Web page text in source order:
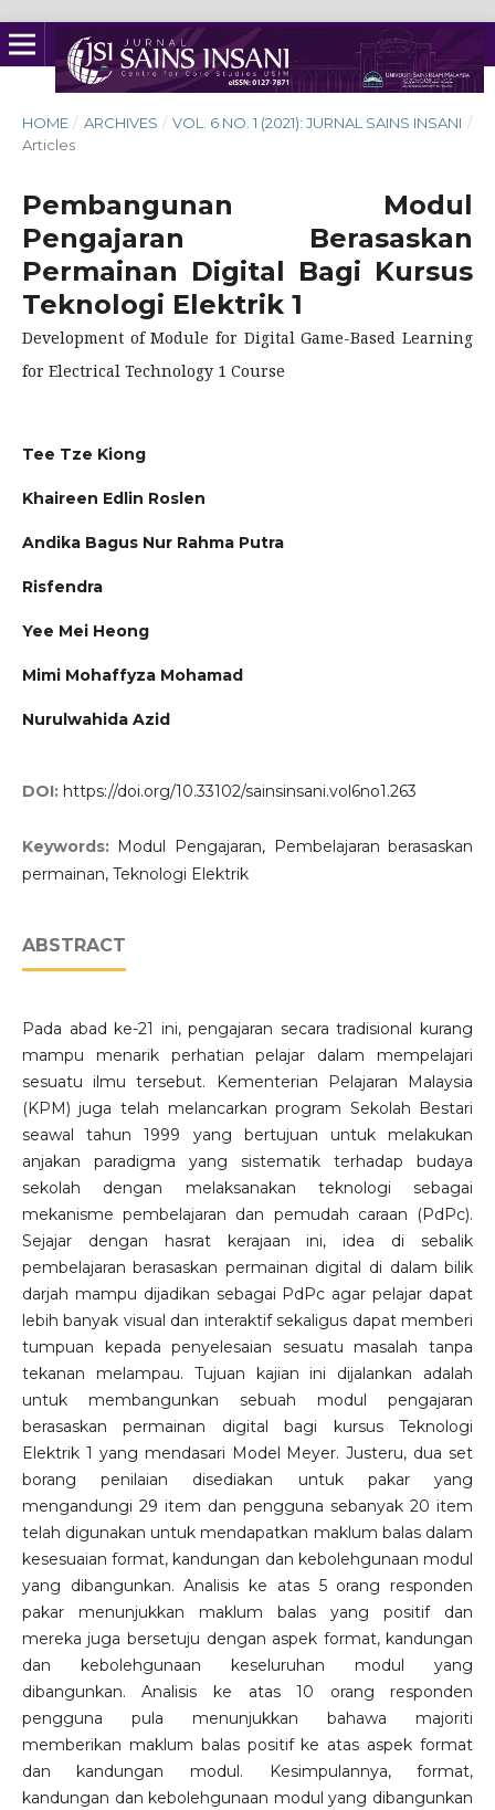
HOME / ARCHIVES / VOL. 6 NO. 1 (2021): JURNAL SAINS INSANI /
Articles
Pembangunan Modul
Pengajaran Berasaskan
Permainan Digital Bagi Kursus
Teknologi Elektrik 1
Development of Module for Digital Game-Based Learning
for Electrical Technology 1 Course
Tee Tze Kiong
Khaireen Edlin Roslen
Andika Bagus Nur Rahma Putra
Risfendra
Yee Mei Heong
Mimi Mohaffyza Mohamad
Nurulwahida Azid
DOI: https://doi.org/10.33102/sainsinsani.vol6no1.263
Keywords: Modul Pengajaran, Pembelajaran berasaskan
permainan, Teknologi Elektrik
ABSTRACT
Pada abad ke-21 ini, pengajaran secara tradisional kurang
mampu menarik perhatian pelajar dalam mempelajari
sesuatu ilmu tersebut. Kementerian Pelajaran Malaysia
(KPM) juga telah melancarkan program Sekolah Bestari
seawal tahun 1999 yang bertujuan untuk melakukan
anjakan paradigma yang sistematik terhadap budaya
sekolah dengan melaksanakan teknologi sebagai
mekanisme pembelajaran dan pemudah caraan (PdPc).
Sejajar dengan hasrat kerajaan ini, idea di sebalik
pembelajaran berasaskan permainan digital di dalam bilik
darjah mampu dijadikan sebagai PdPc agar pelajar dapat
lebih banyak visual dan interaktif sekaligus dapat memberi
tumpuan kepada penyelesaian sesuatu masalah tanpa
tekanan melampau. Tujuan kajian ini dijalankan adalah
untuk membangunkan sebuah modul pengajaran
berasaskan permainan digital bagi kursus Teknologi
Elektrik 1 yang mendasari Model Meyer. Justeru, dua set
borang penilaian disediakan untuk pakar yang
mengandungi 29 item dan pengguna sebanyak 20 item
telah digunakan untuk mendapatkan maklum balas dalam
kesesuaian format, kandungan dan kebolehgunaan modul
yang dibangunkan. Analisis ke atas 5 orang responden
pakar menunjukkan maklum balas yang positif dan
mereka juga bersetuju dengan aspek format, kandungan
dan kebolehgunaan keseluruhan modul yang
dibangunkan. Analisis ke atas 10 orang responden
pengguna pula menunjukkan bahawa majoriti
memberikan maklum balas positif ke atas aspek format
dan kandungan modul. Kesimpulannya, format,
kandungan dan kebolehgunaan modul yang dibangunkan